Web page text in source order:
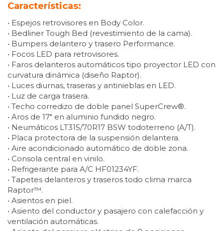
Características:
• Espejos retrovisores en Body Color.
• Bedliner Tough Bed (revestimiento de la cama).
• Bumpers delantero y trasero Performance.
• Focos LED para retrovisores.
• Faros delanteros automáticos tipo proyector LED con
curvatura dinámica (diseño Raptor).
• Luces diurnas, traseras y antinieblas en LED.
• Luz de carga trasera.
• Techo corredizo de doble panel SuperCrew®.
• Aros de 17″ en aluminio fundido negro.
• Neumáticos LT315/70R17 BSW todoterreno (A/T).
• Placa protectora de la suspensión delantera.
• Aire acondicionado automático de doble zona.
• Consola central en vinilo.
• Refrigerante para A/C HF01234YF.
• Tapetes delanteros y traseros todo clima marca
Raptor™.
• Asientos en piel.
• Asiento del conductor y pasajero con calefacción y
ventilación automáticas.